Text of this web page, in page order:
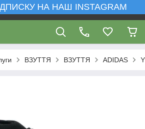
НА НАШ INSTAGRAM
ВЗУТТЯ ВЗУТТЯ ADIDAS